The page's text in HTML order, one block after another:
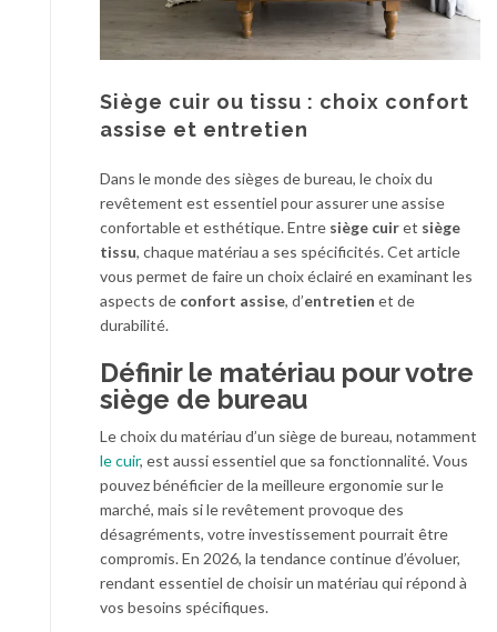
Siège cuir ou tissu : choix confort
assise et entretien
Dans le monde des sièges de bureau, le choix du
revêtement est essentiel pour assurer une assise
confortable et esthétique. Entre siège cuiret siège
tissu, chaque matériau a ses spécificités. Cet article
vous permet de faire un choix éclairé en examinant les
aspects de confort assise, d’entretien et de
durabilité.
Définir le matériau pour votre
siège de bureau
Le choix du matériau d’un siège de bureau, notamment
le cuir, est aussi essentiel que sa fonctionnalité. Vous
pouvez bénéficier de la meilleure ergonomie sur le
marché, mais si le revêtement provoque des
désagréments, votre investissement pourrait être
compromis. En 2026, la tendance continue d’évoluer,
rendant essentiel de choisir un matériau qui répond à
vos besoins spécifiques.